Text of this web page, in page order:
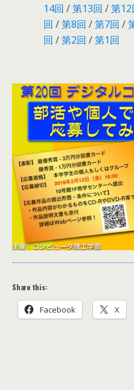
14回 /第13回 /第12
回 /第8回 /第7回 /
回 /第2回 /第1回
Share this:
Facebook X